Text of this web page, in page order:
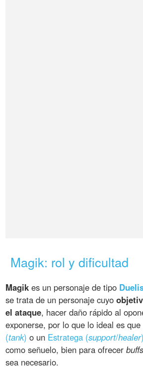
Magik: rol y dificultad
Magik es un personaje de tipo
se trata de un personaje cuyo
el ataque, hacer daño rápido al
exponerse, por lo que lo ideal es
(tank) o un Estratega (support/healer)
como señuelo, bien para ofrecerbuffs
sea necesario.